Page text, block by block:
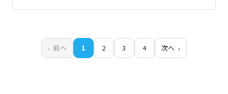
前へ 1 2 3 4 次へ